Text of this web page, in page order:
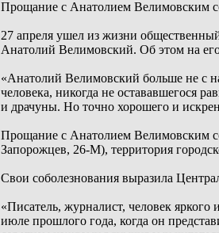
Прощание с Анатолием Велимовским
27 апреля ушел из жизни
Анатолий Велимовский. Об этом на
«Анатолий Велимовский больше не с
человека, никогда не остававшегося
и драчуны. Но точно хорошего и
Прощание с Анатолием Велимовским
Запорожцев, 26-М), территория
Свои соболезнования выразила
«Писатель, журналист, человек
июле прошлого года, когда он